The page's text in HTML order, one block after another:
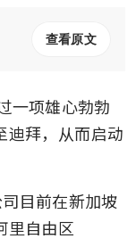
查看原文
一项雄心勃勃
迪拜，从而启动
目前在新加坡
里自由区